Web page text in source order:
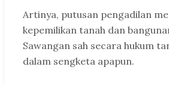
Artinya, putusan pengadilan
kepemilikan tanah dan
Sawangan sah secara hukum
dalam sengketa apapun.